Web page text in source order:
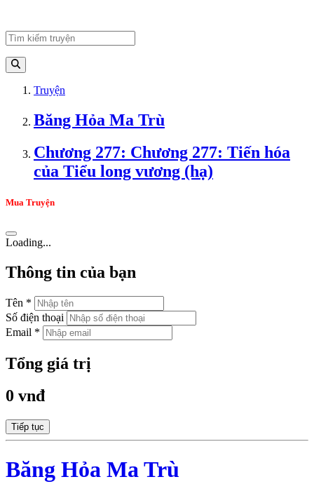
Truyện
Băng Hỏa Ma Trù
Chương 277: Chương 277: Tiến hóa
của Tiểu long vương (hạ)
Mua Truyện
Loading...
Thông tin của bạn
Tên *
Số điện thoại
Email *
Tổng giá trị
0 vnđ
Tiếp tục
Băng Hỏa Ma Trù